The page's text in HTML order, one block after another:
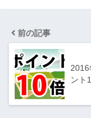
前の記事
2016
ント